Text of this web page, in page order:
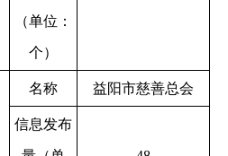
（单位：
个）
名称 益阳市慈善总会
信息发布